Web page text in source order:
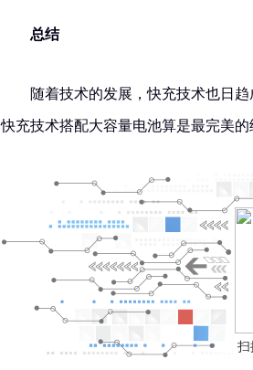
总结
随着技术的发展，快充技术也日
快充技术搭配大容量电池算是最完美的
扫